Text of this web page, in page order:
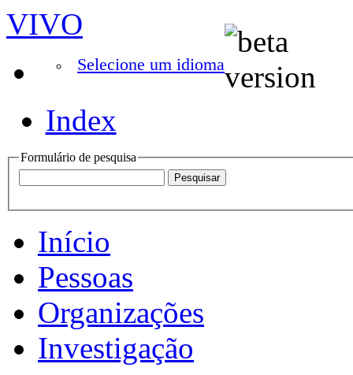
VIVO
Selecione um idioma
Index
Formulário de pesquisa
Início
Pessoas
Organizações
Investigação